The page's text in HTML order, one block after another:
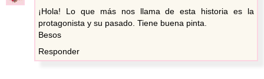
¡Hola! Lo que más nos llama de esta historia es la
protagonista y su pasado. Tiene buena pinta.
Besos
Responder